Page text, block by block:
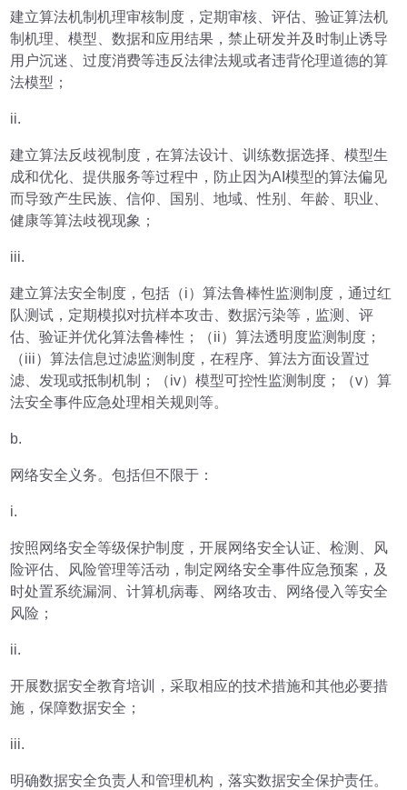
建立算法机制机理审核制度，定期审核、评估、验证算法机
制机理、模型、数据和应用结果，禁止研发并及时制止诱导
用户沉迷、过度消费等违反法律法规或者违背伦理道德的算
法模型；
ii.
建立算法反歧视制度，在算法设计、训练数据选择、模型生
成和优化、提供服务等过程中，防止因为AI模型的算法偏见
而导致产生民族、信仰、国别、地域、性别、年龄、职业、
健康等算法歧视现象；
iii.
建立算法安全制度，包括（i）算法鲁棒性监测制度，通过红
队测试，定期模拟对抗样本攻击、数据污染等，监测、评
估、验证并优化算法鲁棒性；（ii）算法透明度监测制度；
（iii）算法信息过滤监测制度，在程序、算法方面设置过
滤、发现或抵制机制；（iv）模型可控性监测制度；（v）算
法安全事件应急处理相关规则等。
b.
网络安全义务。包括但不限于：
i.
按照网络安全等级保护制度，开展网络安全认证、检测、风
险评估、风险管理等活动，制定网络安全事件应急预案，及
时处置系统漏洞、计算机病毒、网络攻击、网络侵入等安全
风险；
ii.
开展数据安全教育培训，采取相应的技术措施和其他必要措
施，保障数据安全；
iii.
明确数据安全负责人和管理机构，落实数据安全保护责任。